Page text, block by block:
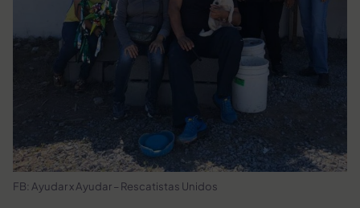
FB: Ayudar x Ayudar – Rescatistas Unidos